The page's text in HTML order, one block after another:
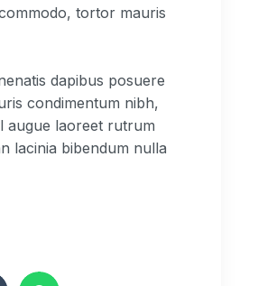
tortor mauris
dapibus posuere
condimentum nibh,
augue laoreet rutrum
lacinia bibendum nulla